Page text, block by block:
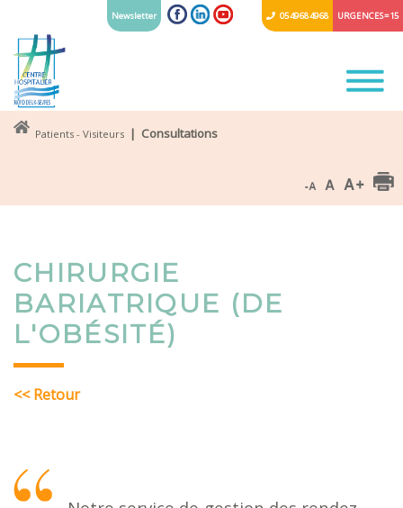
URGENCES = 15
05 49 68 49 68
Newsletter
Patients - Visiteurs | Consultations
CHIRURGIE
BARIATRIQUE (DE
L'OBÉSITÉ)
<< Retour